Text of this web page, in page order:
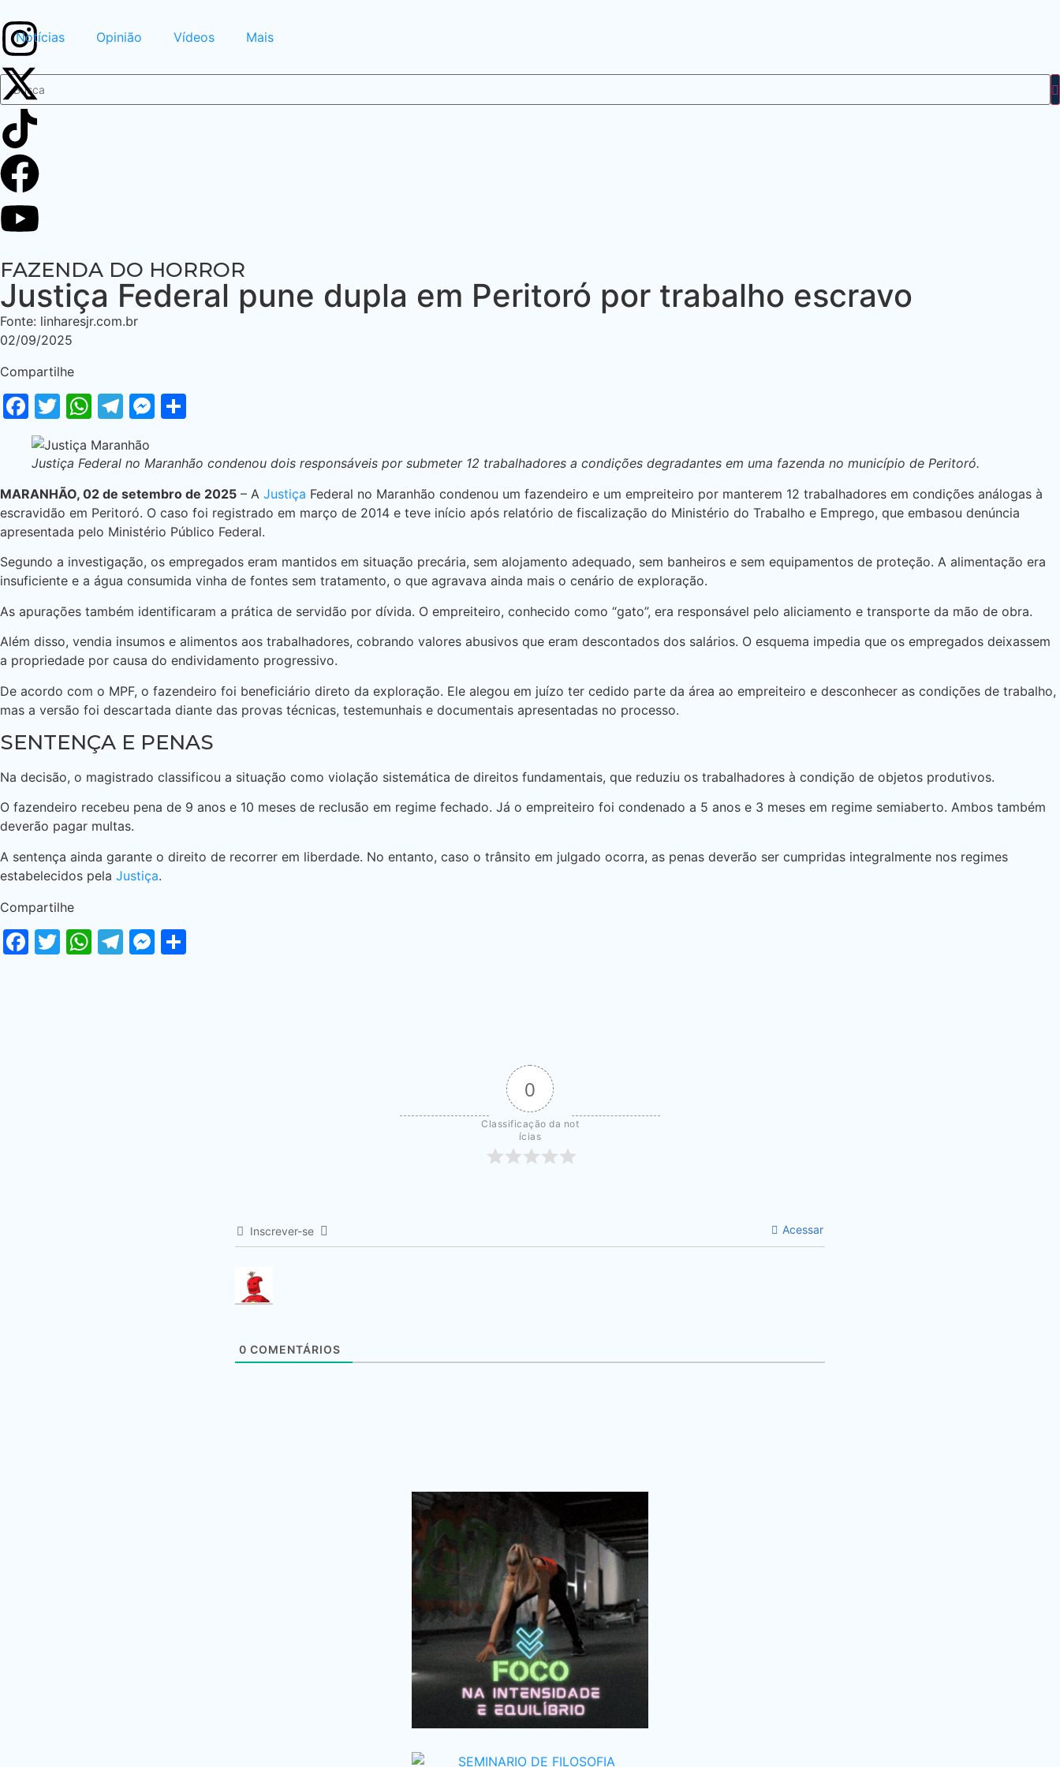
Notícias Opinião Vídeos Mais
FAZENDA DO HORROR
Justiça Federal pune dupla em Peritoró por trabalho escravo
Fonte: linharesjr.com.br
02/09/2025
Compartilhe
Facebook
Twitter
WhatsApp
Telegram
Messenger
Justiça Federal no Maranhão condenou dois responsáveis por submeter 12 trabalhadores a condições degradantes em uma fazenda no município de Peritoró.
MARANHÃO, 02 de setembro de 2025 – A Justiça Federal no Maranhão condenou um fazendeiro e um empreiteiro por manterem 12 trabalhadores em condições análogas à
escravidão em Peritoró. O caso foi registrado em março de 2014 e teve início após relatório de fiscalização do Ministério do Trabalho e Emprego, que embasou denúncia
apresentada pelo Ministério Público Federal.
Segundo a investigação, os empregados eram mantidos em situação precária, sem alojamento adequado, sem banheiros e sem equipamentos de proteção. A alimentação era
insuficiente e a água consumida vinha de fontes sem tratamento, o que agravava ainda mais o cenário de exploração.
As apurações também identificaram a prática de servidão por dívida. O empreiteiro, conhecido como “gato”, era responsável pelo aliciamento e transporte da mão de obra.
Além disso, vendia insumos e alimentos aos trabalhadores, cobrando valores abusivos que eram descontados dos salários. O esquema impedia que os empregados deixassem
a propriedade por causa do endividamento progressivo.
De acordo com o MPF, o fazendeiro foi beneficiário direto da exploração. Ele alegou em juízo ter cedido parte da área ao empreiteiro e desconhecer as condições de trabalho,
mas a versão foi descartada diante das provas técnicas, testemunhais e documentais apresentadas no processo.
SENTENÇA E PENAS
Na decisão, o magistrado classificou a situação como violação sistemática de direitos fundamentais, que reduziu os trabalhadores à condição de objetos produtivos.
O fazendeiro recebeu pena de 9 anos e 10 meses de reclusão em regime fechado. Já o empreiteiro foi condenado a 5 anos e 3 meses em regime semiaberto. Ambos também
deverão pagar multas.
A sentença ainda garante o direito de recorrer em liberdade. No entanto, caso o trânsito em julgado ocorra, as penas deverão ser cumpridas integralmente nos regimes
estabelecidos pela Justiça.
Compartilhe
Facebook
Twitter
WhatsApp
Telegram
Messenger
0
Classificação da not
ícias
Inscrever-se Acessar
0 COMENTÁRIOS